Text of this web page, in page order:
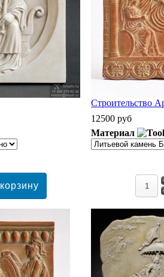
Строительство
12500 руб
Материал